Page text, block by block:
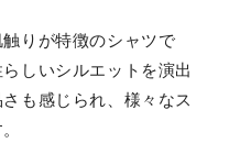
りが特徴のシャツで
しいシルエットを演出
も感じられ、様々なス